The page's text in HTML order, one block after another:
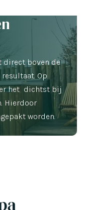
boven de
Op
het dichtst bij
Hierdoor
worden.